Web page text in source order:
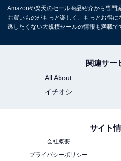
料金
大人1名（参考価格）：18,900
チェックイン・チェックアウト
※プランにより時間が異なる可
Amazonや楽天のセール商品紹介から専門
お買いものがもっと楽しく、もっとお得
逃したくない大規模セールの情報も満載で
関連サー
All About
イチオシ
サイト
会社概要
プライバシーポリシー